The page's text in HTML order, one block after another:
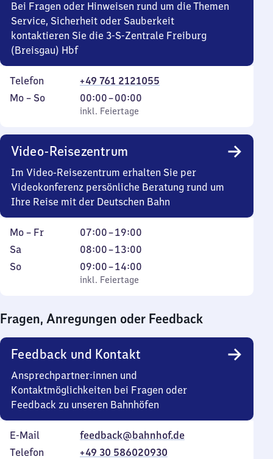
Bei Fragen oder Hinweisen rund um die Themen
Service, Sicherheit oder Sauberkeit
kontaktieren Sie die 3-S-Zentrale Freiburg
(Breisgau) Hbf
Telefon
+49 761 2121055
Montag
Mo – So,
inkl. Feiertage
00:00–00:00
Von
0
0
Uhr
inkl. Feiertage
Video-Reisezentrum
Im Video-Reisezentrum erhalten Sie per
Videokonferenz persönliche Beratung rund um
Ihre Reise mit der Deutschen Bahn
Montag
bis
Freitag
Mo – Fr 07:00–19:00
Von
7
Uhr
bis
Samstag
Sa 08:00–13:00
Von
8
Uhr
Uhr
Sonntag
So,
inkl. Feiertage
09:00–14:00
Von
9
14
Uhr
inkl. Feiertage
Fragen, Anregungen oder Feedback
Feedback und Kontakt
Ansprechpartner:innen und
Kontaktmöglichkeiten bei Fragen oder
Feedback zu unseren Bahnhöfen
E-Mail
feedback@bahnhof.de
Telefon
+49 30 586020930